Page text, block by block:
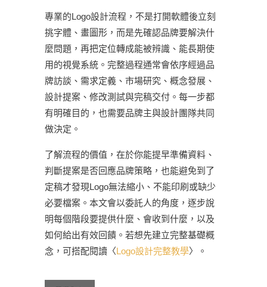
專業的Logo設計流程，不是打開軟體後立刻
挑字體、畫圖形，而是先確認品牌要解決什
麼問題，再把定位轉成能被辨識、能長期使
用的視覺系統。完整過程通常會依序經過品
牌訪談、需求定義、市場研究、概念發展、
設計提案、修改測試與完稿交付。每一步都
有明確目的，也需要品牌主與設計團隊共同
做決定。
了解流程的價值，在於你能提早準備資料、
判斷提案是否回應品牌策略，也能避免到了
定稿才發現Logo無法縮小、不能印刷或缺少
必要檔案。本文會以委託人的角度，逐步說
明每個階段要提供什麼、會收到什麼，以及
如何給出有效回饋。若想先建立完整基礎概
念，可搭配閱讀〈Logo設計完整教學〉。